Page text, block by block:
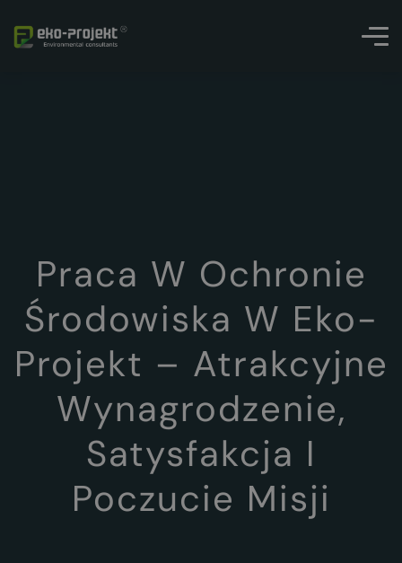
Praca W Ochronie
Środowiska W Eko-
Projekt – Atrakcyjne
Wynagrodzenie,
Satysfakcja I
Poczucie Misji